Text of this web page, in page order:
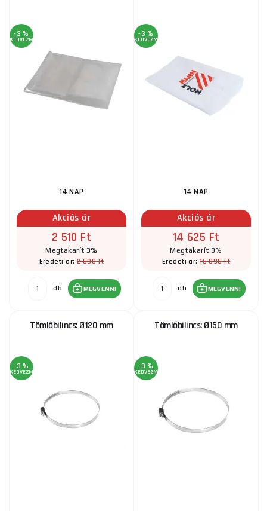
-3 %
KEDVEZMÉNY
14 NAP
Akciós ár
2 510 Ft
Megtakarít 3%
Eredeti ár:2 590 Ft
db MEGVENNI
-3 %
KEDVEZMÉNY
14 NAP
Akciós ár
14 625 Ft
Megtakarít 3%
Eredeti ár:15 095 Ft
db MEGVENNI
Tömlőbilincs: Ø120 mm
-3 %
KEDVEZMÉNY
Tömlőbilincs: Ø150 mm
-3 %
KEDVEZMÉNY